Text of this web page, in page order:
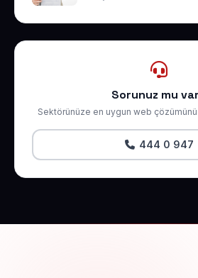
Sorunuz mu
Sektörünüze en uygun web
444 0 947